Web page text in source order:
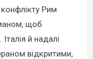
Рим
щоб
й надалі
відкритими,